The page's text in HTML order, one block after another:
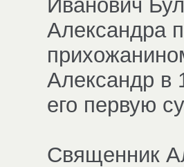
Иванович
Александра
Александр в
его первую
Священник